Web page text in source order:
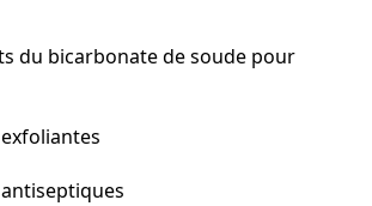
du bicarbonate de soude pour